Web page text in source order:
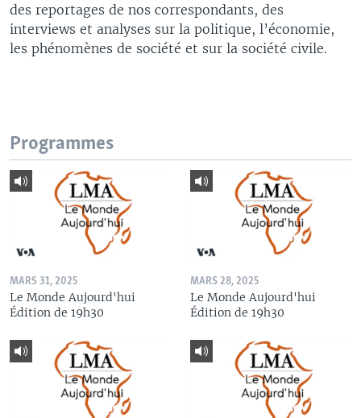
des reportages de nos correspondants, des
interviews et analyses sur la politique, l’économie,
les phénomènes de société et sur la société civile.
Programmes
MARS 31, 2025
Le Monde Aujourd'hui
Édition de 19h30
MARS 28, 2025
Le Monde Aujourd'hui
Édition de 19h30